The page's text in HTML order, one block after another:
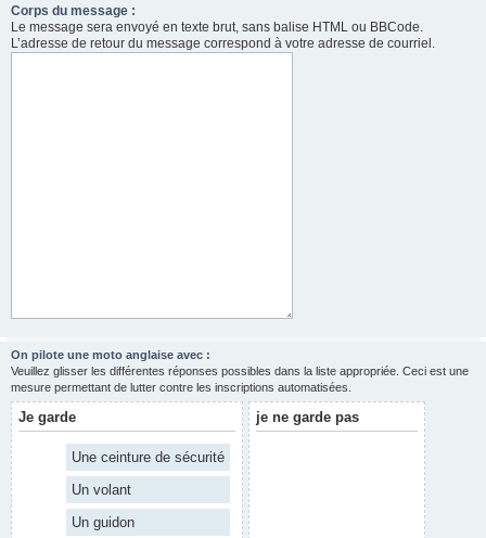
Corps du message :
Le message sera envoyé en texte brut, sans balise HTML ou BBCode.
L’adresse de retour du message correspond à votre adresse de courriel.
On pilote une moto anglaise avec :
Veuillez glisser les différentes réponses possibles dans la liste appropriée. Ceci est une
mesure permettant de lutter contre les inscriptions automatisées.
Je garde
Une ceinture de sécurité
Un volant
Un guidon
je ne garde pas